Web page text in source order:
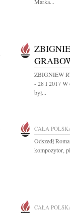
ZBIGNIEW
- 28 I 2017 W
był...
CAŁA
Odszedł
kompozytor,
CAŁA